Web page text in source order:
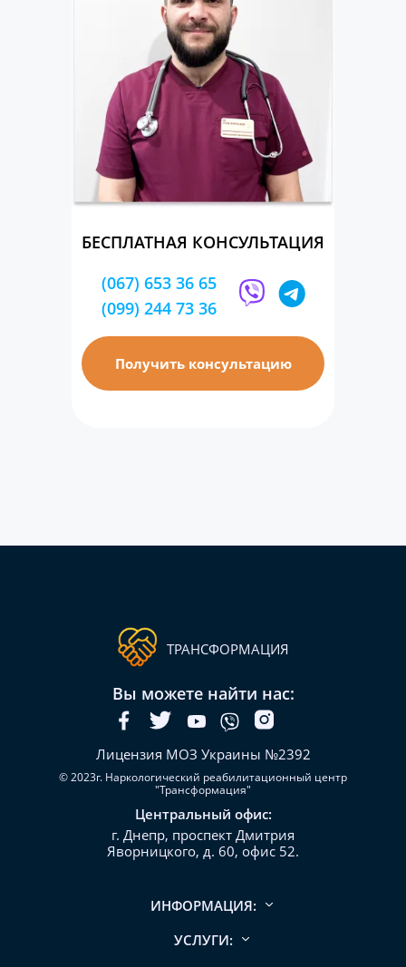
БЕСПЛАТНАЯ КОНСУЛЬТАЦИЯ
(067) 653 36 65
(099) 244 73 36
Получить консультацию
ТРАНСФОРМАЦИЯ
Вы можете найти нас:
Лицензия МОЗ Украины №2392
© 2023г. Наркологический реабилитационный центр
"Трансформация"
Центральный офис:
г. Днепр, проспект Дмитрия
Яворницкого, д. 60, офис 52.
ИНФОРМАЦИЯ:
УСЛУГИ: